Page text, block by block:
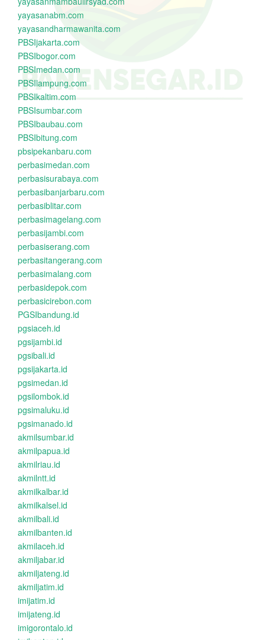
yayasanabm.com
yayasandharmawanita.com
PBSIjakarta.com
PBSIbogor.com
PBSImedan.com
PBSIlampung.com
PBSIkaltim.com
PBSIsumbar.com
PBSIbaubau.com
PBSIbitung.com
pbsipekanbaru.com
perbasimedan.com
perbasisurabaya.com
perbasibanjarbaru.com
perbasiblitar.com
perbasimagelang.com
perbasijambi.com
perbasiserang.com
perbasitangerang.com
perbasimalang.com
perbasidepok.com
perbasicirebon.com
PGSIbandung.id
pgsiaceh.id
pgsijambi.id
pgsibali.id
pgsijakarta.id
pgsimedan.id
pgsilombok.id
pgsimaluku.id
pgsimanado.id
akmilsumbar.id
akmilpapua.id
akmilriau.id
akmilntt.id
akmilkalbar.id
akmilkalsel.id
akmilbali.id
akmilbanten.id
akmilaceh.id
akmiljabar.id
akmiljateng.id
akmiljatim.id
imijatim.id
imijateng.id
imigorontalo.id